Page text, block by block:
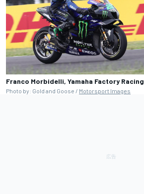
Franco Morbidelli, Yamaha Factory Racing
Photo by: Gold and Goose / Motorsport Images